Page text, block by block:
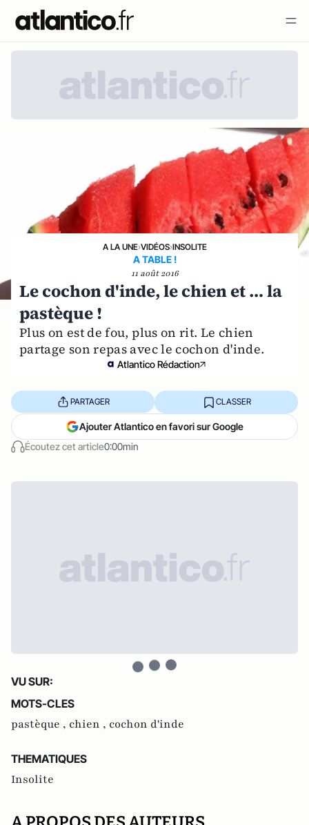
A LA UNE›VIDÉOS›INSOLITE
A TABLE !
11 août 2016
Le cochon d'inde, le chien et … la
pastèque !
Plus on est de fou, plus on rit. Le chien
partage son repas avec le cochon d'inde.
Atlantico Rédaction
Écoutez cet article0:00min
PARTAGER CLASSER
Ajouter Atlantico en favori sur Google
VU SUR:
MOTS-CLES
pastèque , chien , cochon d'inde
THEMATIQUES
Insolite